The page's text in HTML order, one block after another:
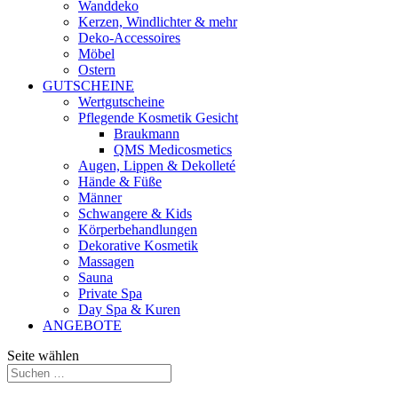
Wanddeko
Kerzen, Windlichter & mehr
Deko-Accessoires
Möbel
Ostern
GUTSCHEINE
Wertgutscheine
Pflegende Kosmetik Gesicht
Braukmann
QMS Medicosmetics
Augen, Lippen & Dekolleté
Hände & Füße
Männer
Schwangere & Kids
Körperbehandlungen
Dekorative Kosmetik
Massagen
Sauna
Private Spa
Day Spa & Kuren
ANGEBOTE
Seite wählen